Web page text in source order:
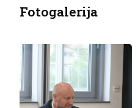
Fotogalerija